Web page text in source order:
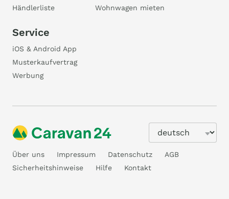
Händlerliste
Wohnwagen mieten
Service
iOS & Android App
Musterkaufvertrag
Werbung
Über uns Impressum Datenschutz
AGB
Sicherheitshinweise
Hilfe Kontakt